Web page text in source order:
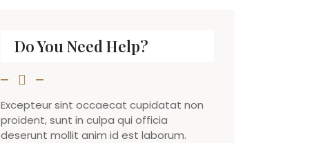
Do You Need Help?
Excepteur sint occaecat cupidatat non
proident, sunt in culpa qui officia
deserunt mollit anim id est laborum.